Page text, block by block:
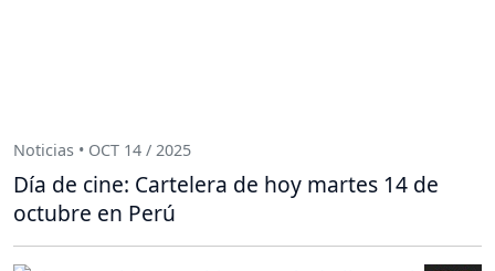
Noticias • OCT 14 / 2025
Día de cine: Cartelera de hoy martes 14 de
octubre en Perú